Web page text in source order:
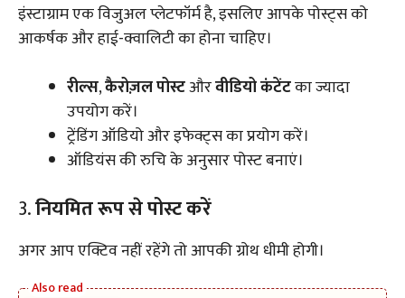
इंस्टाग्राम एक विजुअल प्लेटफॉर्म है, इसलिए आपके पोस्ट्स को
आकर्षक और हाई-क्वालिटी का होना चाहिए।
रील्स,कैरोज़ल पोस्टऔरवीडियो कंटेंटका ज्यादा
उपयोग करें।
ट्रेंडिंग ऑडियो और इफेक्ट्स का प्रयोग करें।
ऑडियंस की रुचि के अनुसार पोस्ट बनाएं।
3.नियमित रूप से पोस्ट करें
अगर आप एक्टिव नहीं रहेंगे तो आपकी ग्रोथ धीमी होगी।